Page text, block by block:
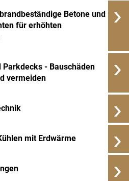
Betone und
für erhöhten
›
Parkdecks - Bauschäden
vermeiden
›
›
mit Erdwärme ›
›